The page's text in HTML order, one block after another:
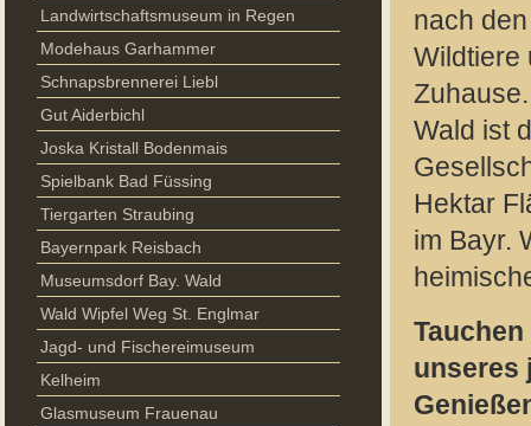
Landwirtschaftsmuseum in Regen
Modehaus Garhammer
Schnapsbrennerei Liebl
Gut Aiderbichl
Joska Kristall Bodenmais
Spielbank Bad Füssing
Tiergarten Straubing
Bayernpark Reisbach
Museumsdorf Bay. Wald
Wald Wipfel Weg St. Englmar
Jagd- und Fischereimuseum
Kelheim
Glasmuseum Frauenau
nach
Wildtiere
Wald ist
Hektar
im Bayr.
unseres